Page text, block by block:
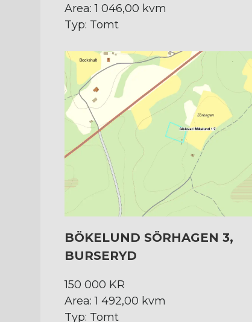
Area: 1 046,00 kvm
Typ: Tomt
BÖKELUND SÖRHAGEN 3,
BURSERYD
150 000 KR
Area: 1 492,00 kvm
Typ: Tomt